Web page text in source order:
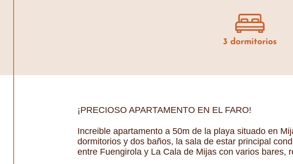
3 dormitorios
¡PRECIOSO APARTAMENTO EN EL FARO!
Increible apartamento a 50m de la playa situado en
dormitorios y dos baños, la sala de estar principal
entre Fuengirola y La Cala de Mijas con varios bares,